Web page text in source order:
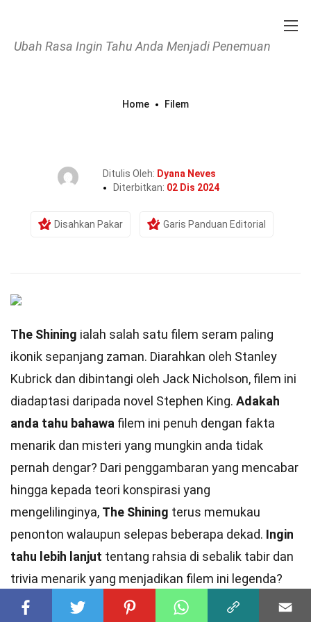
Ubah Rasa Ingin Tahu Anda Menjadi Penemuan
Home Filem
Ditulis Oleh: Dyana Neves
Diterbitkan: 02 Dis 2024
Disahkan Pakar Garis Panduan Editorial
The Shining ialah salah satu filem seram paling
ikonik sepanjang zaman. Diarahkan oleh Stanley
Kubrick dan dibintangi oleh Jack Nicholson, filem ini
diadaptasi daripada novel Stephen King. Adakah
anda tahu bahawa filem ini penuh dengan fakta
menarik dan misteri yang mungkin anda tidak
pernah dengar? Dari penggambaran yang mencabar
hingga kepada teori konspirasi yang
mengelilinginya, The Shining terus memukau
penonton walaupun selepas beberapa dekad. Ingin
tahu lebih lanjut tentang rahsia di sebalik tabir dan
trivia menarik yang menjadikan filem ini legenda?
Mari kita
selami 28 fakta menarik tentang